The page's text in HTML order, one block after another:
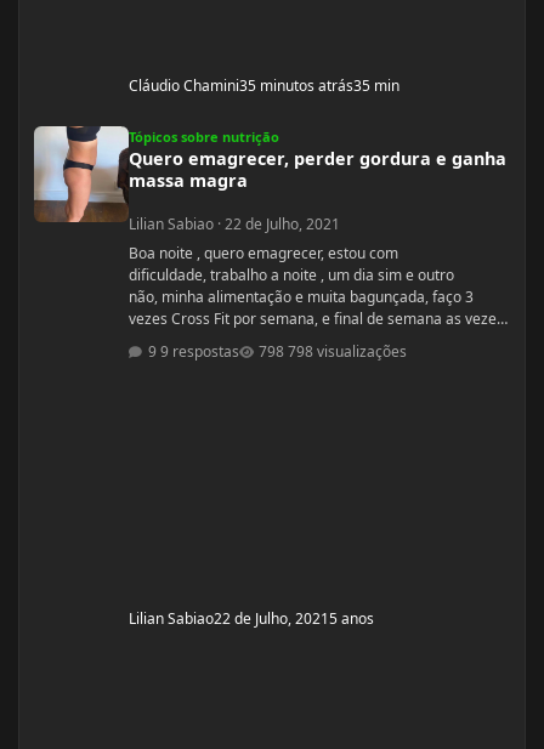
Cláudio Chamini35 minutos atrás35 min
Tópicos sobre nutrição
Quero emagrecer, perder gordura e ganha
massa magra
Lilian Sabiao ·22 de Julho, 2021
Boa noite , quero emagrecer, estou com
dificuldade, trabalho a noite , um dia sim e outro
não, minha alimentação e muita bagunçada, faço 3
vezes Cross Fit por semana, e final de semana as vezes
faço caminhada, precisava de algumas dicas. Idade: 50
Altura: 1,60 Peso:66 Medicações em uso
9 respostas 798 visualizações
Lilian Sabiao22 de Julho, 20215 anos